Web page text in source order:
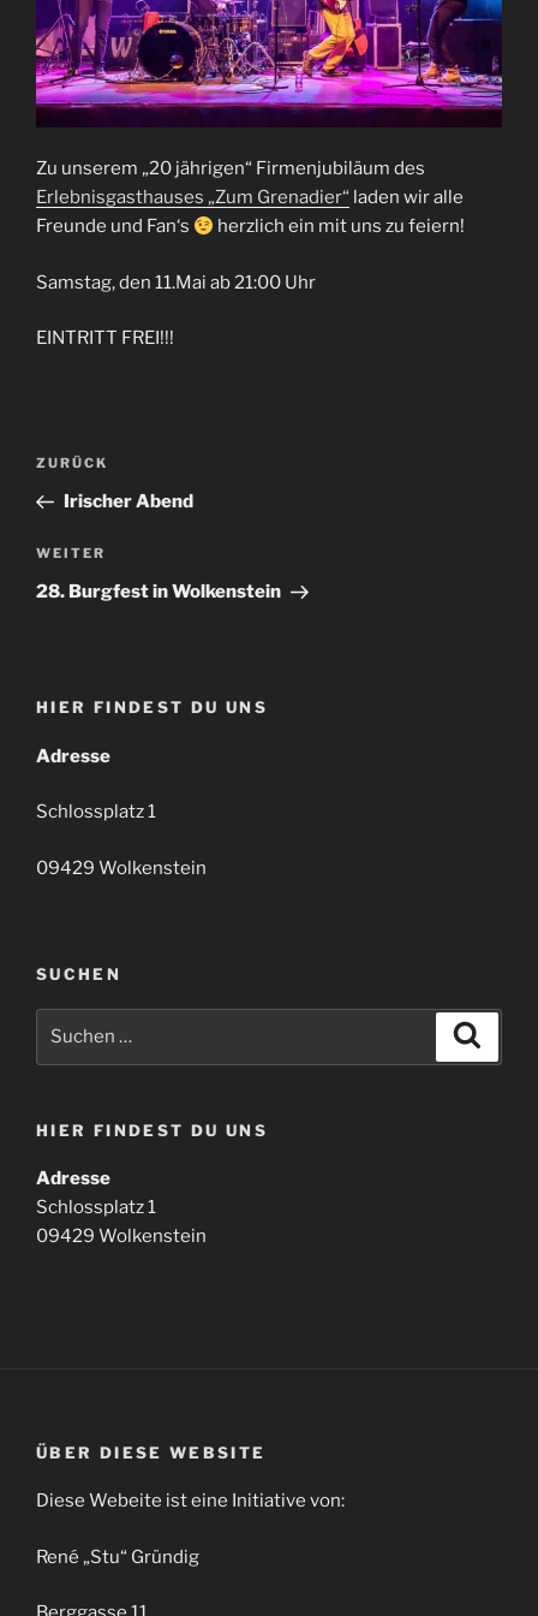
Zu unserem „20 jährigen“ Firmenjubiläum des
Erlebnisgasthauses „Zum Grenadier“ laden wir alle
Freunde und Fan‘s
herzlich ein mit uns zu feiern!
Samstag, den 11.Mai ab 21:00 Uhr
EINTRITT FREI!!!
Beitragsnavigation
Vorheriger
Beitrag
ZURÜCK
Irischer Abend
Nächster
Beitrag
WEITER
28. Burgfest in Wolkenstein
HIER FINDEST DU UNS
Adresse
Schlossplatz 1
09429 Wolkenstein
SUCHEN
HIER FINDEST DU UNS
Adresse
Schlossplatz 1
09429 Wolkenstein
ÜBER DIESE WEBSITE
Diese Webeite ist eine Initiative von:
René „Stu“ Gründig